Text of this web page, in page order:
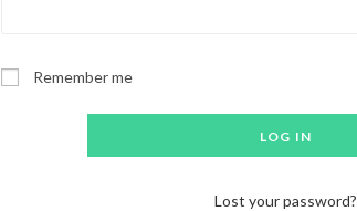
Remember me
LOG IN
Lost your password?